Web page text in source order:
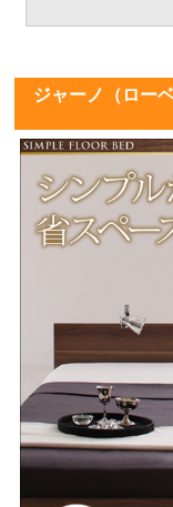
ジャーノ（ロー